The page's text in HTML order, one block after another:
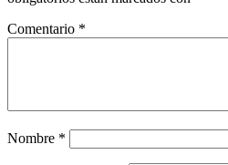
Comentario *
Nombre *